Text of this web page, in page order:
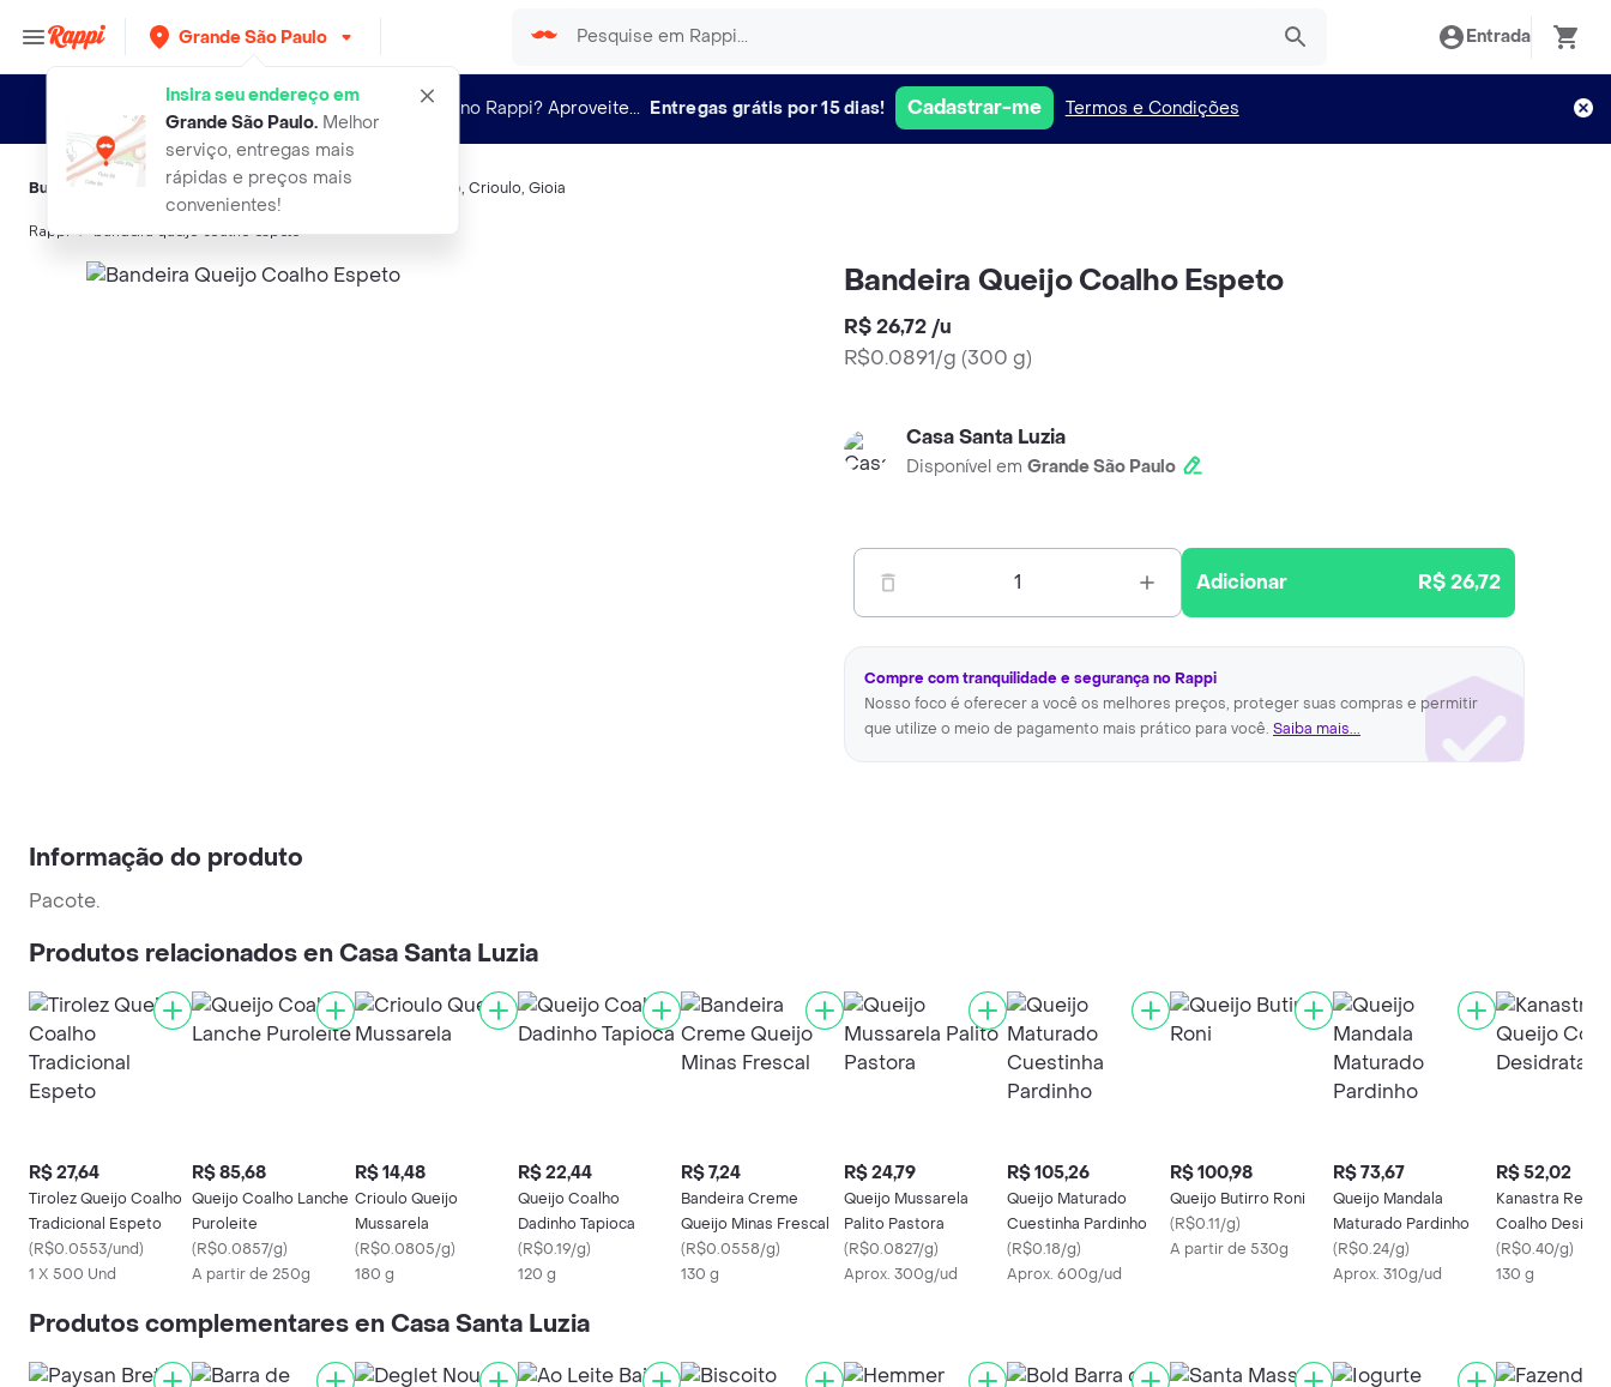
Grande São Paulo
Insira seu endereço em
Grande São Paulo.Melhor
serviço, entregas mais
rápidas e preços mais
convenientes!
Entrada
Novo no Rappi? Aproveite... Entregas grátis por 15 dias! Cadastrar-me Termos e Condições
Buscas relacionadas:Queijos frescos,Queijo Coalho Queijo, Crioulo, Gioia
Rappi bandeira queijo coalho espeto
Bandeira Queijo Coalho Espeto
R$ 26,72 /u
R$0.0891/g (300 g)
Casa Santa Luzia
Disponível em Grande São Paulo
1 Adicionar R$ 26,72
Compre com tranquilidade e segurança no Rappi
Nosso foco é oferecer a você os melhores preços, proteger suas compras e permitir
que utilize o meio de pagamento mais prático para você. Saiba mais...
Informação do produto
Pacote.
Produtos relacionados en Casa Santa Luzia
R$ 27,64
Tirolez Queijo Coalho
Tradicional Espeto
(R$0.0553/und)
1 X 500 Und
R$ 85,68
Queijo Coalho Lanche
Puroleite
(R$0.0857/g)
A partir de 250g
R$ 14,48
Crioulo Queijo
Mussarela
(R$0.0805/g)
180 g
R$ 22,44
Queijo Coalho
Dadinho Tapioca
(R$0.19/g)
120 g
R$ 7,24
Bandeira Creme
Queijo Minas Frescal
(R$0.0558/g)
130 g
R$ 24,79
Queijo Mussarela
Palito Pastora
(R$0.0827/g)
Aprox. 300g/ud
R$ 105,26
Queijo Maturado
Cuestinha Pardinho
(R$0.18/g)
Aprox. 600g/ud
R$ 100,98
Queijo Butirro Roni
(R$0.11/g)
A partir de 530g
R$ 73,67
Queijo Mandala
Maturado Pardinho
(R$0.24/g)
Aprox. 310g/ud
R$ 52,02
Kanastra Real
Coalho
(R$0.40/g)
130 g
Produtos complementares en Casa Santa Luzia